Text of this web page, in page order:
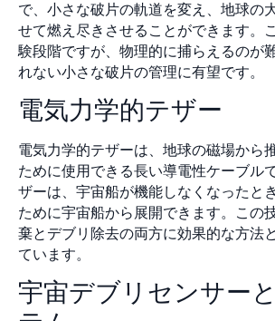
で、小さな破片の軌道を変え、地球の
せて燃え尽きさせることができます。
験段階ですが、物理的に捕らえるのが
れない小さな破片の管理に有望です。
電気力学的テザー
電気力学的テザーは、地球の磁場から
ために使用できる長い導電性ケーブル
ザーは、宇宙船が機能しなくなったと
ために宇宙船から展開できます。この
棄とデブリ除去の両方に効果的な方法
ています。
宇宙デブリセンサー